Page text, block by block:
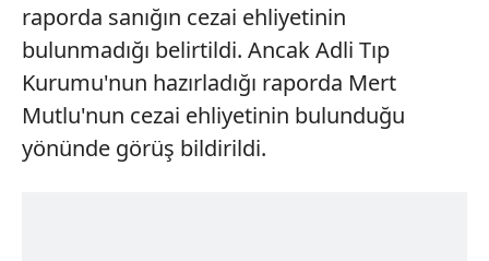
raporda sanığın cezai ehliyetinin
bulunmadığı belirtildi. Ancak Adli Tıp
Kurumu'nun hazırladığı raporda Mert
Mutlu'nun cezai ehliyetinin bulunduğu
yönünde görüş bildirildi.